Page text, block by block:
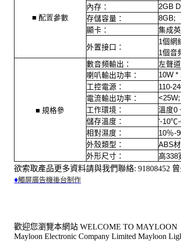
■ 配置參數
內存：
2GB
存儲容量：
8GB;
顯卡：
集成
外置接口：
1個網
1個音
■ 規格參
數音頻輸出： 左聲
喇叭輸出功率：
10W *
工控電源：
110-
電流輸出功率：
<25W;
工作環境：
溫度0
儲存溫度：
'-10℃
相對濕度：
10％-
外殼類型：
ABS
外形尺寸：
高338
欲索取產品更多資料請與我們聯絡: 91808452
♦觸屏廣告機後台制作
歡迎您瀏覽本網站 WELCOME TO MAYLOON
Mayloon Electronic Company Limited Mayloon